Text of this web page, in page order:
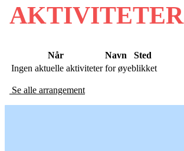
AKTIVITETER
Når Navn
Sted
Ingen aktuelle aktiviteter for øyeblikket
Se alle arrangement